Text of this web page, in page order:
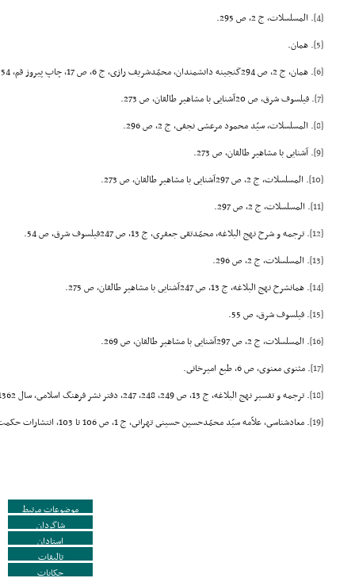
[4] . المسلسلات، ج 2، ص 295.
[5] . همان.
[6] . همان، ج 2، ص 294گنجینه دانشمندان، محمّدشریف رازى، ج 6، ص 17، چاپ پیروز قم، 1354.
[7] . فیلسوف شرق، ص 20آشنایى با مشاهیر طالقان، ص 273.
[8] . المسلسلات، سیّد محمود مرعشى نجفى، ج 2، ص 296.
[9] . آشنایى با مشاهیر طالقان، ص 273.
[10]
. المسلسلات، ج 2، ص 297آشنایى با مشاهیر طالقان، ص 273.
[11]
. المسلسلات، ج 2، ص 297.
[12]
. ترجمه و شرح نهج البلاغه، محمّدتقى جعفرى، ج 13، ص 247فیلسوف شرق، ص 54.
[13]
. المسلسلات، ج 2، ص 296.
[14]
. همانشرح نهج البلاغه، ج 13، ص 247آشنایى با مشاهیر طالقان، ص 275.
[15]
. فیلسوف شرق، ص 55.
[16]
. المسلسلات، ج 2، ص 297آشنایى با مشاهیر طالقان، ص 269.
[17]
. مثنوى معنوى، ص 6، طبع امیرخانى.
[18]
. ترجمه و تفسیر نهج البلاغه، ج 13، ص 249، 248، 247، دفتر نشر فرهنگ اسلامى، سال 1362 ش.
[19]
. معادشناسى، علاّمه سیّد محمّدحسین حسینى تهرانى، ج 1، ص 106 تا 103، انتشارات حکمت، چاپ دوم، (1361 هـ ,,ق.)
موضوعات مرتبط
شاگردان
استادان
تالیفات
حکایات